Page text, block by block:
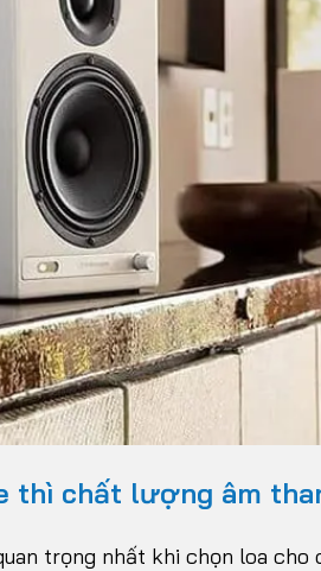
thì chất lượng âm
trọng nhất khi chọn loa cho